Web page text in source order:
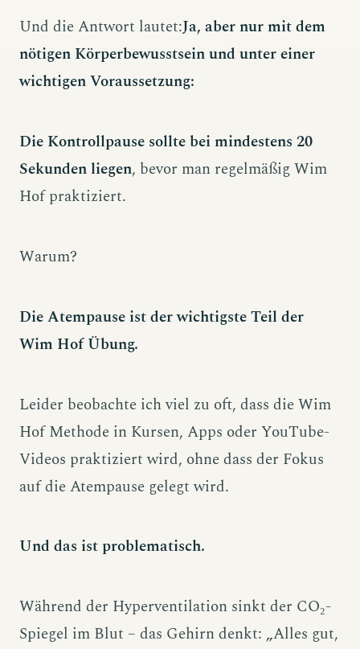
Und die Antwort lautet:Ja, aber nur mit dem
nötigen Körperbewusstsein und unter einer
wichtigen Voraussetzung:
Die Kontrollpause sollte bei mindestens 20
Sekunden liegen, bevor man regelmäßig Wim
Hof praktiziert.
Warum?
Die Atempause ist der wichtigste Teil der
Wim Hof Übung.
Leider beobachte ich viel zu oft, dass die Wim
Hof Methode in Kursen, Apps oder YouTube-
Videos praktiziert wird, ohne dass der Fokus
auf die Atempause gelegt wird.
Und das ist problematisch.
Während der Hyperventilation sinkt der CO₂-
Spiegel im Blut – das Gehirn denkt: „Alles gut,